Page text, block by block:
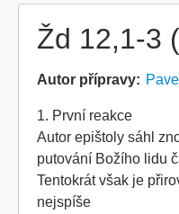
Žd 12,1-3
Autor přípravy
1. První reakce
Autor epištoly sáhl
putování Božího lidu
Tentokrát však je
nejspíše